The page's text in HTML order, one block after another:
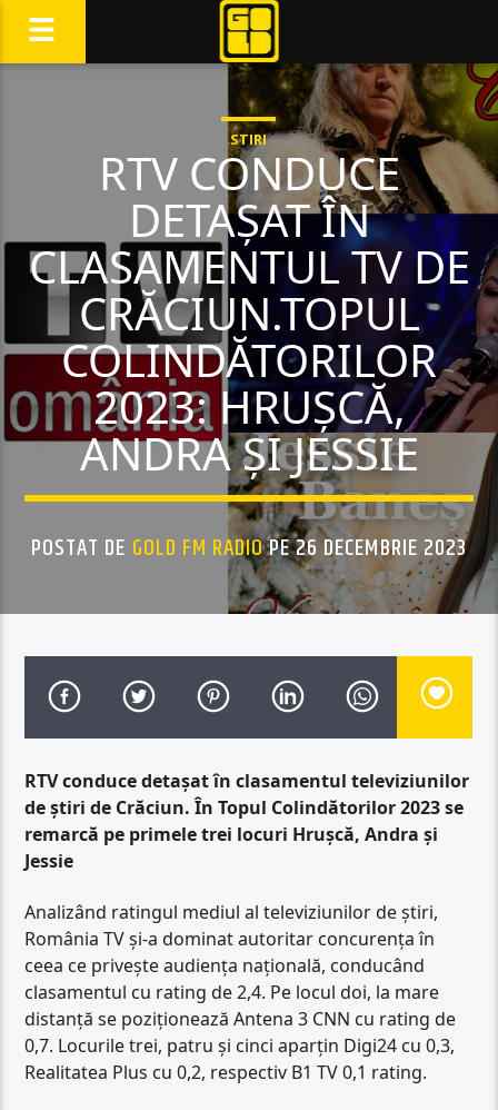
STIRI
RTV CONDUCE
DETAȘAT ÎN
CLASAMENTUL TV DE
CRĂCIUN.TOPUL
COLINDĂTORILOR
2023: HRUȘCĂ,
ANDRA ȘI JESSIE
POSTAT DE GOLD FM RADIOPE 26 DECEMBRIE 2023
RTV conduce detașat în clasamentul televiziunilor
de știri de Crăciun. În Topul Colindătorilor 2023 se
remarcă pe primele trei locuri Hrușcă, Andra și
Jessie
Analizând ratingul mediul al televiziunilor de știri,
România TV și-a dominat autoritar concurența în
ceea ce privește audiența națională, conducând
clasamentul cu rating de 2,4. Pe locul doi, la mare
distanță se poziționează Antena 3 CNN cu rating de
0,7. Locurile trei, patru și cinci aparțin Digi24 cu 0,3,
Realitatea Plus cu 0,2, respectiv B1 TV 0,1 rating.